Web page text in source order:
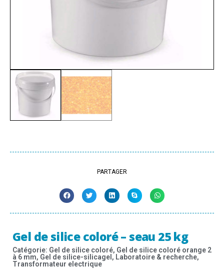
PARTAGER
Gel de silice coloré – seau 25 kg
Catégorie: Gel de silice coloré, Gel de silice coloré orange 2
à 6 mm, Gel de silice-silicagel , Laboratoire & recherche,
Transformateur electrique